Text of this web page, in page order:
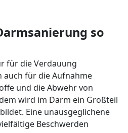
so
für die Verdauung
für die Aufnahme
und die Abwehr von
wird im Darm ein Großteil
Eine unausgeglichene
Beschwerden